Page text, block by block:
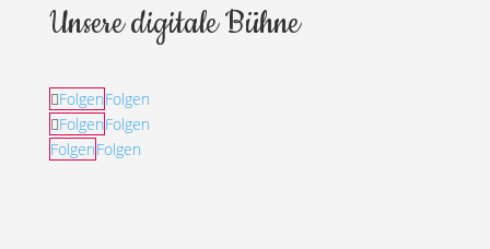
Unsere digitale Bühne
FolgenFolgen
FolgenFolgen
FolgenFolgen